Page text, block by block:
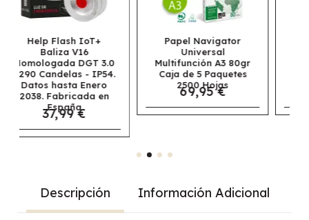
Papel Navigator
Universal
Multifunción A3 80gr
Caja de 5 Paquetes
2500 Hojas
69,95 €
Papel Navigator
Universal
Multifunción A4 80gr
Caja de 5 Paquetes
2500 Hojas
30,95 €
Descripción Información Adicional